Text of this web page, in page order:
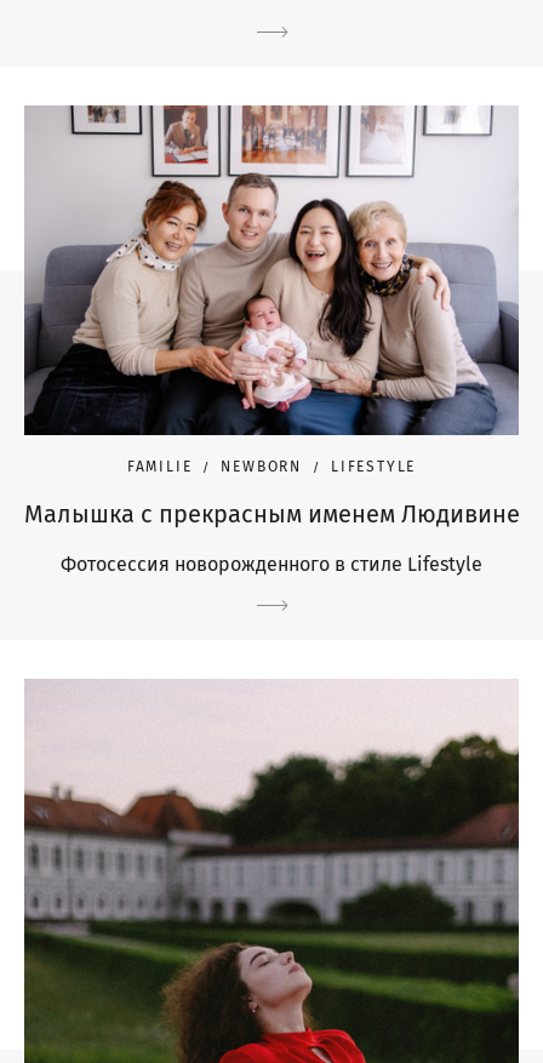
FAMILIE NEWBORN LIFESTYLE
Малышка с прекрасным именем Людивине
Фотосессия новорожденного в стиле Lifestyle